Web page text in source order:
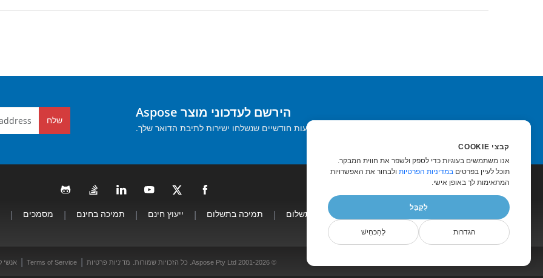
הירשם לעדכוני מוצר Aspose
קבל ניוזלטרים והצעות חודשיים שנשלחו ישירות לתיבת הדואר שלך.
שלח
| מסמכים | תמיכה בחינם | ייעוץ חינם | תמיכה בתשלום | ייעוץ בתשלום אתרים
© Aspose Pty Ltd 2001-2026. כל הזכויות שמורות. מדיניות פרטיות |
Terms of Service
| אנשי
קבצי COOKIE
אנו משתמשים בעוגיות כדי לספק ולשפר את חווית המבקר.
תוכל לעיין בפרטים במדיניות הפרטיות ולבחור את האפשרויות
המתאימות לך באופן אישי.
לְקַבֵּל
הגדרות לְהַכּחִישׁ